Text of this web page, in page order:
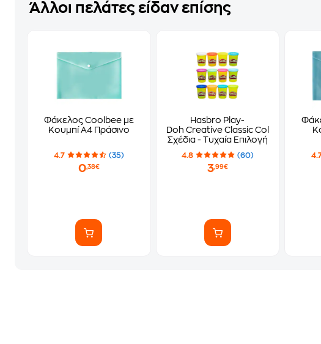
Άλλοι πελάτες είδαν επίσης
Φάκελος Coolbee με
Κουμπί Α4 Πράσινο
4.7 (35)
0,38€
Hasbro Play-
Doh Creative Classic Color 4
Σχέδια - Τυχαία Επιλογή
4.8 (60)
3,99€